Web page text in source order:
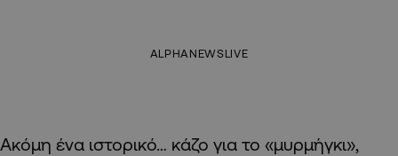
ALPHANEWSLIVE
Ακόμη ένα ιστορικό… κάζο για το «μυρμήγκι»,